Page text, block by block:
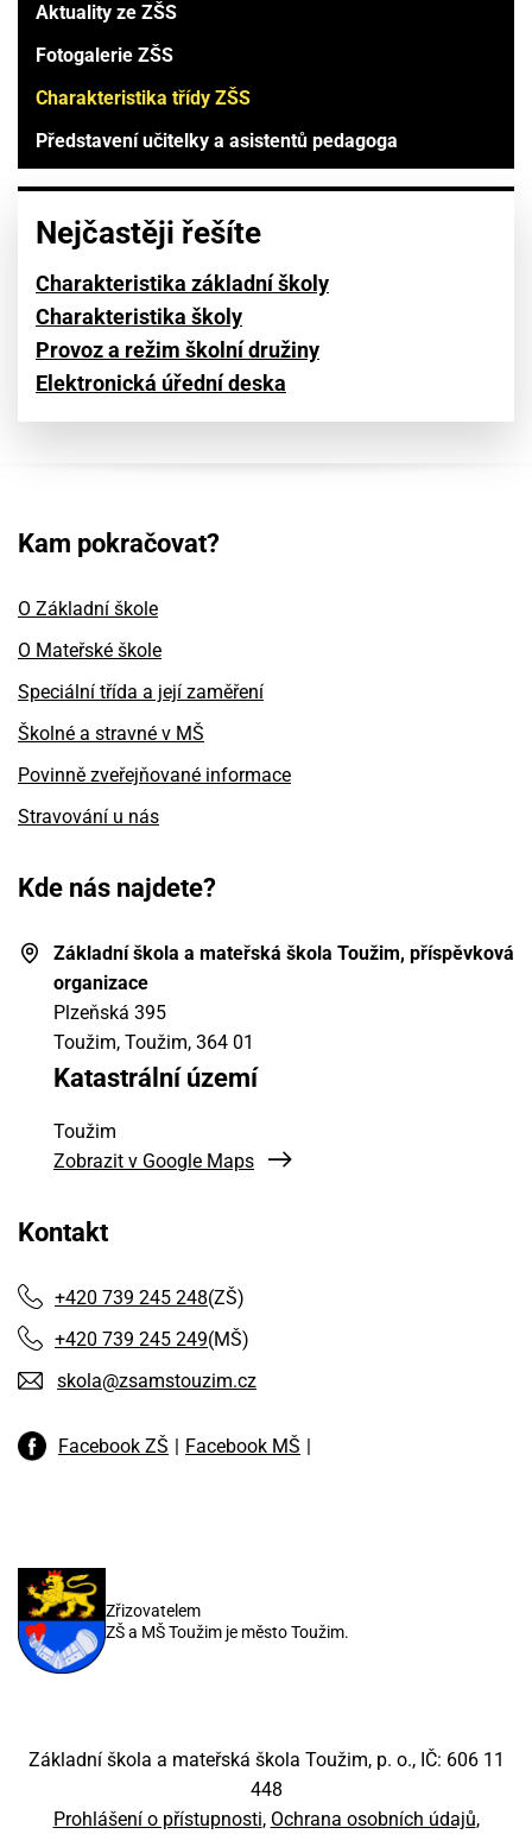
Aktuality ze ZŠS
Fotogalerie ZŠS
Charakteristika třídy ZŠS
Představení učitelky a asistentů pedagoga
Nejčastěji řešíte
Charakteristika základní školy
Charakteristika školy
Provoz a režim školní družiny
Elektronická úřední deska
Kam pokračovat?
O Základní škole
O Mateřské škole
Speciální třída a její zaměření
Školné a stravné v MŠ
Povinně zveřejňované informace
Stravování u nás
Kde nás najdete?
Základní škola a mateřská škola Toužim, příspěvková
organizace
Plzeňská 395
Toužim, Toužim, 364 01
Katastrální území
Toužim
Zobrazit v Google Maps
Kontakt
+420 739 245 248(ZŠ)
+420 739 245 249(MŠ)
skola@zsamstouzim.cz
Facebook ZŠ Facebook MŠ
Zřizovatelem
ZŠ a MŠ Toužim je město Toužim.
Základní škola a mateřská škola Toužim, p. o., IČ: 606 11
448
Prohlášení o přístupnosti Ochrana osobních údajů